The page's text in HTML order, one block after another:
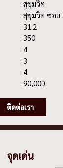
: สุขุมวิท
: สุขุมวิท ซอย
: 31.2
: 350
: 4
: 3
: 4
: 90,000
ติดต่อเรา
จุดเด่น